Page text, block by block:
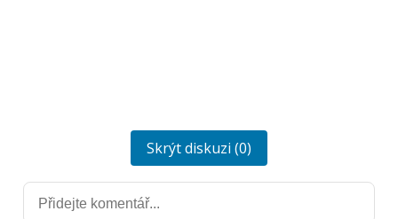
Skrýt diskuzi (0)